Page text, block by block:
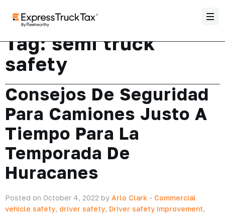
Tag:semi truck
safety
Consejos De Seguridad
Para Camiones Justo A
Tiempo Para La
Temporada De
Huracanes
Posted on October 4, 2022 by Arlo Clark - Commercial
vehicle safety, driver safety, Driver safety improvement,